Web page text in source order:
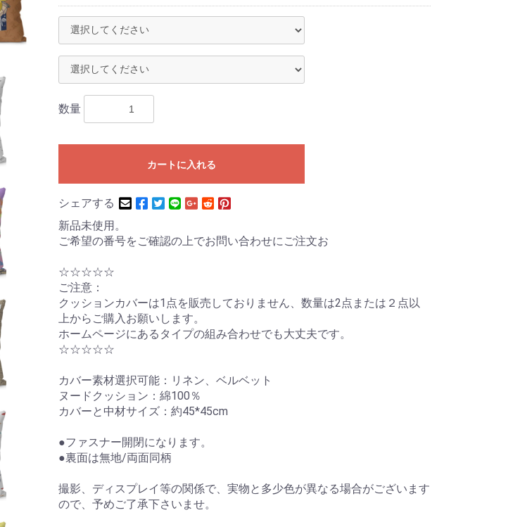
数量
カートに入れる
シェアする
新品未使用。
ご希望の番号をご確認の上でお問い合わせにご注文お
☆☆☆☆☆
ご注意：
クッションカバーは1点を販売しておりません、数量は2点または２点以
上からご購入お願いします。
ホームページにあるタイプの組み合わせでも大丈夫です。
☆☆☆☆☆
カバー素材選択可能：リネン、ベルベット
ヌードクッション：綿100％
カバーと中材サイズ：約45*45cm
●ファスナー開閉になります。
●裏面は無地/両面同柄
撮影、ディスプレイ等の関係で、実物と多少色が異なる場合がございます
ので、予めご了承下さいませ。